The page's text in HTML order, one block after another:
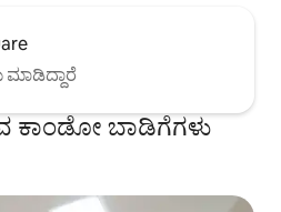
ಮಾಡಿದ್ದಾರೆ
ಕಾಂಡೋ ಬಾಡಿಗೆಗಳು